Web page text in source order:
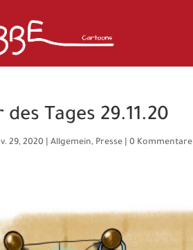
Tages 29.11.20
29, 2020 |Allgemein, Presse |0 Kommentare